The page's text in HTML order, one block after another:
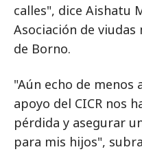
calles", dice Aishatu
Asociación de
de Borno.
"Aún echo de menos
apoyo del CICR nos
pérdida y asegurar
para mis hijos",